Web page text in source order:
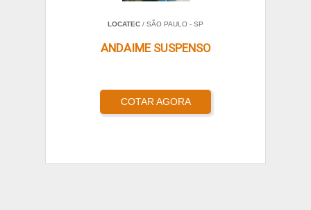
LOCATEC / SÃO PAULO - SP
ANDAIME SUSPENSO
COTAR AGORA